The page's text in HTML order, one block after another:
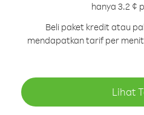
hanya 3.2 ¢
Beli paket kredit atau
mendapatkan tarif per
Lihat